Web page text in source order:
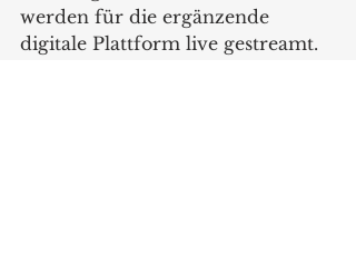
werden für die ergänzende
digitale Plattform live gestreamt.